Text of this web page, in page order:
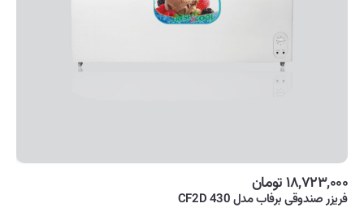
۱۸,۷۲۳,۰۰۰ تومان
فریزر صندوقی برفاب مدل CF2D 430